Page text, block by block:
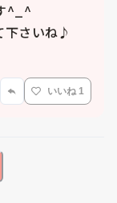
^_^
下さいね♪
いいね 1